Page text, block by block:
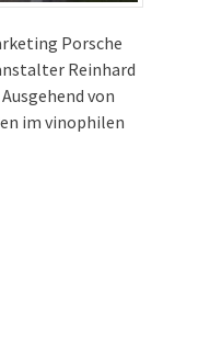
Porsche
Reinhard
von
im vinophilen